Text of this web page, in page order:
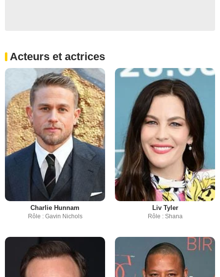
Acteurs et actrices
Charlie Hunnam
Rôle : Gavin Nichols
Liv Tyler
Rôle : Shana